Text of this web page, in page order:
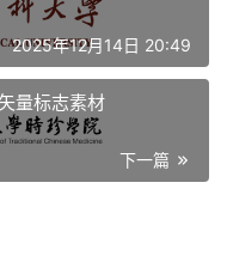
2025年12月14日 20:49
量标志素材
下一篇